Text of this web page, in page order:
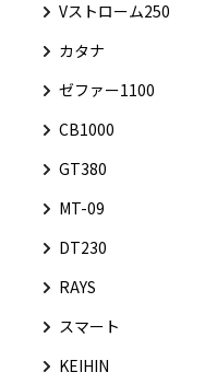
Vストローム250
カタナ
ゼファー1100
CB1000
GT380
MT-09
DT230
RAYS
スマート
KEIHIN